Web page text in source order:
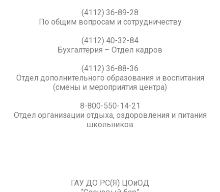
(4112) 36-89-28
По общим вопросам и сотрудничеству
(4112) 40-32-84
Бухгалтерия – Отдел кадров
(4112) 36-88-36
Отдел дополнительного образования и воспитания
(смены и мероприятия центра)
8-800-550-14-21
Отдел организации отдыха, оздоровления и питания
школьников
ГАУ ДО РС(Я) ЦОиОД